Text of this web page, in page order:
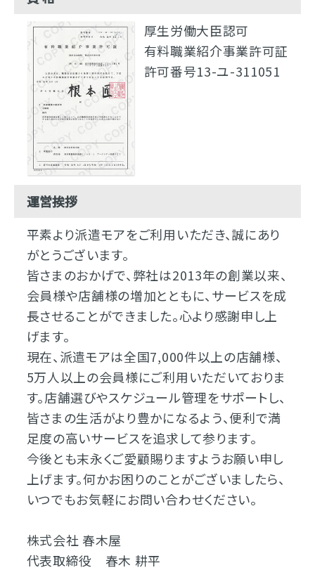
厚生労働大臣認可
有料職業紹介事業許可証
許可番号13-ユ-311051
運営挨拶
平素より派遣モアをご利用いただき、誠にあり
がとうございます。
皆さまのおかげで、弊社は2013年の創業以来、
会員様や店舗様の増加とともに、サービスを成
長させることができました。心より感謝申し上
げます。
現在、派遣モアは全国7,000件以上の店舗様、
5万人以上の会員様にご利用いただいておりま
す。店舗選びやスケジュール管理をサポートし、
皆さまの生活がより豊かになるよう、便利で満
足度の高いサービスを追求して参ります。
今後とも末永くご愛顧賜りますようお願い申し
上げます。何かお困りのことがございましたら、
いつでもお気軽にお問い合わせください。
株式会社 春木屋
代表取締役 春木 耕平